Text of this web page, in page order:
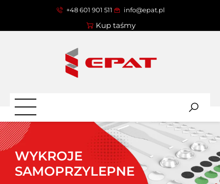
+48 601 901 511 info@epat.pl
Kup taśmy
WYKROJE
SAMOPRZYLEPNE